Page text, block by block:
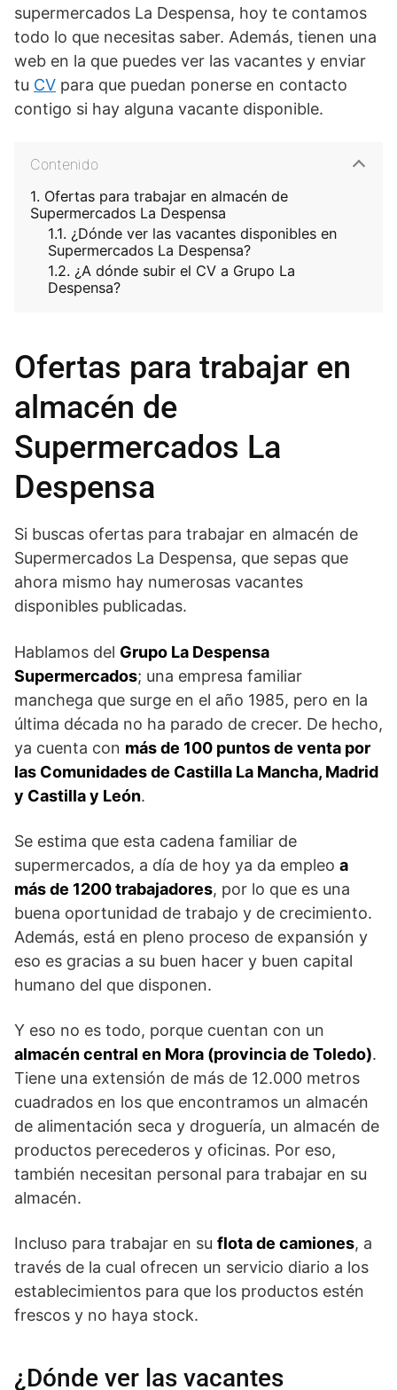
supermercados La Despensa, hoy te contamos
todo lo que necesitas saber. Además, tienen una
web en la que puedes ver las vacantes y enviar
tu CV para que puedan ponerse en contacto
contigo si hay alguna vacante disponible.
Contenido
Ofertas para trabajar en almacén de
Supermercados La Despensa
¿Dónde ver las vacantes disponibles en
Supermercados La Despensa?
¿A dónde subir el CV a Grupo La
Despensa?
Ofertas para trabajar en
almacén de
Supermercados La
Despensa
Si buscas ofertas para trabajar en almacén de
Supermercados La Despensa, que sepas que
ahora mismo hay numerosas vacantes
disponibles publicadas.
Hablamos del Grupo La Despensa
Supermercados; una empresa familiar
manchega que surge en el año 1985, pero en la
última década no ha parado de crecer. De hecho,
ya cuenta con más de 100 puntos de venta por
las Comunidades de Castilla La Mancha, Madrid
y Castilla y León.
Se estima que esta cadena familiar de
supermercados, a día de hoy ya da empleo a
más de 1200 trabajadores, por lo que es una
buena oportunidad de trabajo y de crecimiento.
Además, está en pleno proceso de expansión y
eso es gracias a su buen hacer y buen capital
humano del que disponen.
Y eso no es todo, porque cuentan con un
almacén central en Mora (provincia de Toledo).
Tiene una extensión de más de 12.000 metros
cuadrados en los que encontramos un almacén
de alimentación seca y droguería, un almacén de
productos perecederos y oficinas. Por eso,
también necesitan personal para trabajar en su
almacén.
Incluso para trabajar en su flota de camiones, a
través de la cual ofrecen un servicio diario a los
establecimientos para que los productos estén
frescos y no haya stock.
¿Dónde ver las vacantes